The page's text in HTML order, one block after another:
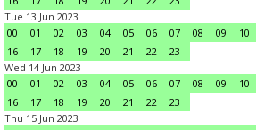
Tue 13 Jun 2023
00
01 02 03 04 05 06 07 08 09 10
16
17 18 19 20 21 22
23
Wed 14 Jun 2023
00
01 02 03 04 05 06 07 08 09 10
16
17 18 19 20 21 22
23
Thu 15 Jun 2023